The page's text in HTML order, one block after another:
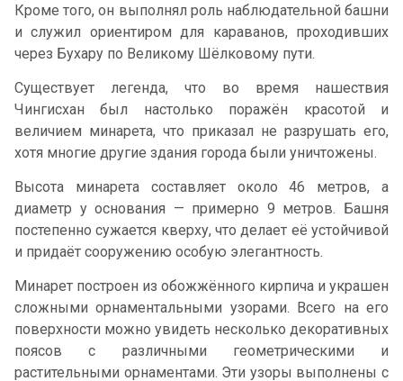
Кроме того, он выполнял роль наблюдательной башни
и служил ориентиром для караванов, проходивших
через Бухару по Великому Шёлковому пути.
Существует легенда, что во время нашествия
Чингисхан был настолько поражён красотой и
величием минарета, что приказал не разрушать его,
хотя многие другие здания города были уничтожены.
Высота минарета составляет около 46 метров, а
диаметр у основания — примерно 9 метров. Башня
постепенно сужается кверху, что делает её устойчивой
и придаёт сооружению особую элегантность.
Минарет построен из обожжённого кирпича и украшен
сложными орнаментальными узорами. Всего на его
поверхности можно увидеть несколько декоративных
поясов с различными геометрическими и
растительными орнаментами. Эти узоры выполнены с